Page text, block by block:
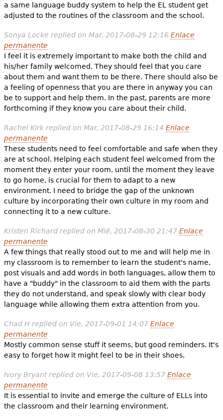
a same language buddy system to help the EL student get
adjusted to the routines of the classroom and the school.
Sonya Locke replied on Mar, 2017-08-29 12:16 Enlace
permanente
I feel it is extremely important to make both the child and
his/her family welcomed. They should feel that you care
about them and want them to be there. There should also be
a feeling of openness that you are there in anyway you can
be to support and help them. In the past, parents are more
forthcoming if they know you care about their child.
Rachel Kirkreplied on Mar, 2017-08-29 16:14 Enlace
permanente
These students need to feel comfortable and safe when they
are at school. Helping each student feel welcomed from the
moment they enter your room, until the moment they leave
to go home, is crucial for them to adapt to a new
environment. I need to bridge the gap of the unknown
culture by incorporating their own culture in my room and
connecting it to a new culture.
Kristen Richardreplied on Mié, 2017-08-30 21:47 Enlace
permanente
A few things that really stood out to me and will help me in
my classroom is to remember to learn the student's name,
post visuals and add words in both languages, allow them to
have a "buddy" in the classroom to aid them with the parts
they do not understand, and speak slowly with clear body
language while allowing them extra attention from you.
Chad H replied on Vie, 2017-09-01 14:07 Enlace
permanente
Mostly common sense stuff it seems, but good reminders. It's
easy to forget how it might feel to be in their shoes.
Ivory Bryantreplied on Vie, 2017-09-08 13:57 Enlace
permanente
It is essential to invite and emerge the culture of ELLs into
the classroom and their learning environment.